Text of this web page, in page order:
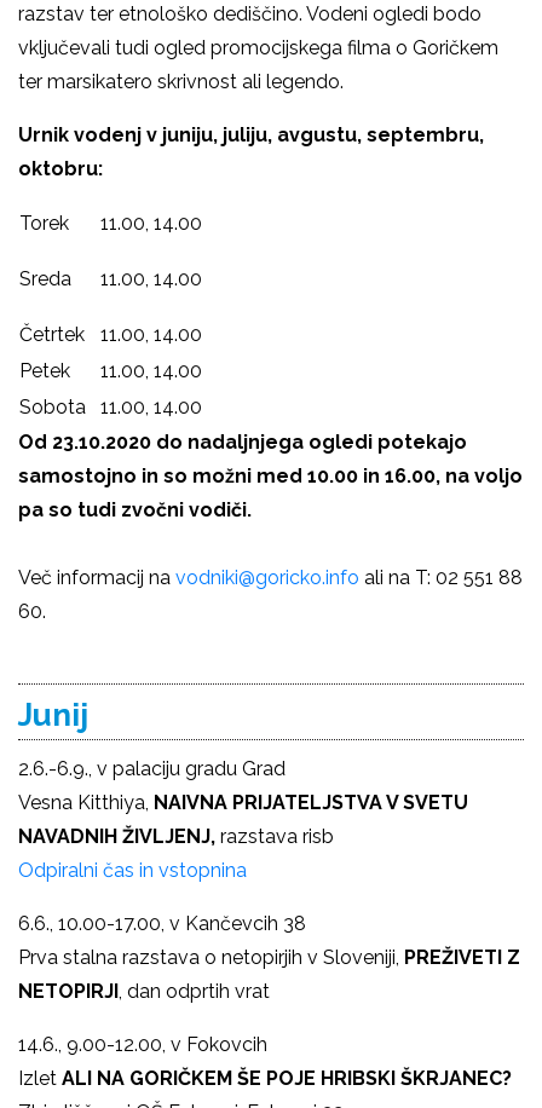
razstav ter etnološko dediščino. Vodeni ogledi bodo
vključevali tudi ogled promocijskega filma o Goričkem
ter marsikatero skrivnost ali legendo.
Urnik vodenj v juniju, juliju, avgustu, septembru,
oktobru:
Torek 11.00, 14.00
Sreda 11.00, 14.00
Četrtek
11.00, 14.00
Petek
11.00, 14.00
Sobota
11.00, 14.00
Od 23.10.2020 do nadaljnjega ogledi potekajo
samostojno in so možni med 10.00 in 16.00, na voljo
pa so tudi zvočni vodiči.
Več informacij na vodniki@goricko.info ali na T: 02 551 88
60.
Junij
2.6.-6.9., v palaciju gradu Grad
Vesna Kitthiya, NAIVNA PRIJATELJSTVA V SVETU
NAVADNIH ŽIVLJENJ, razstava risb
Odpiralni čas in vstopnina
6.6., 10.00-17.00, v Kančevcih 38
Prva stalna razstava o netopirjih v Sloveniji, PREŽIVETI Z
NETOPIRJI, dan odprtih vrat
14.6., 9.00-12.00, v Fokovcih
Izlet ALI NA GORIČKEM ŠE POJE HRIBSKI ŠKRJANEC?